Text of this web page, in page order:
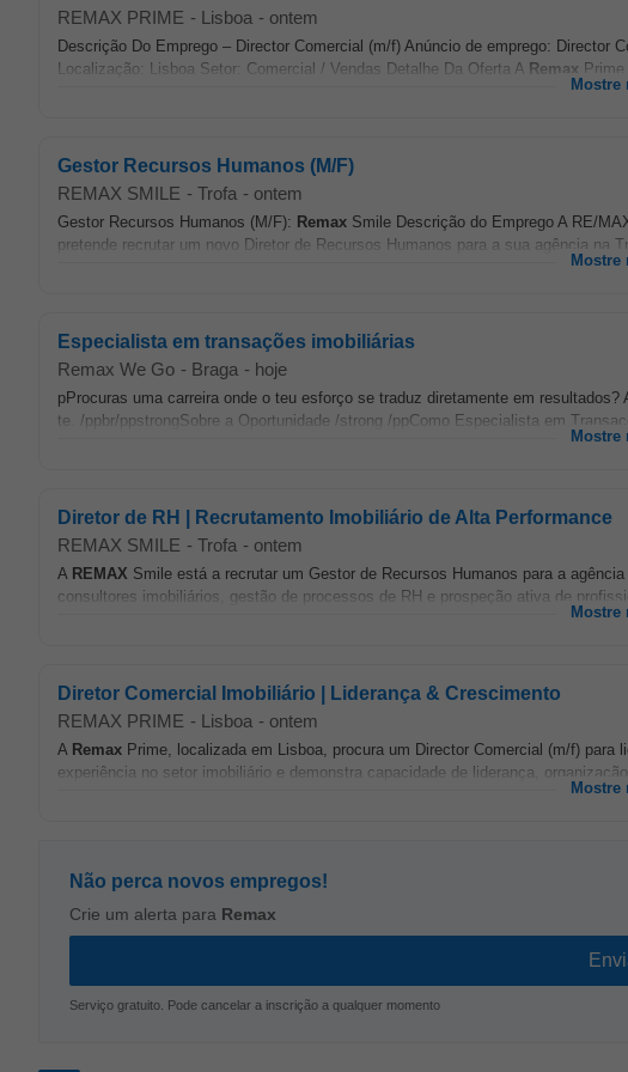
REMAX PRIME - Lisboa - ontem
Descrição Do Emprego – Director Comercial (m/f) Anúncio de emprego: Director
Localização: Lisboa Setor: Comercial / Vendas Detalhe Da Oferta A Remax Prime
Mostre
Gestor Recursos Humanos (M/F)
REMAX SMILE - Trofa - ontem
Gestor Recursos Humanos (M/F): Remax Smile Descrição do Emprego A RE/
pretende recrutar um novo Diretor de Recursos Humanos para a sua agência na
Mostre
Especialista em transações imobiliárias
Remax We Go - Braga - hoje
pProcuras uma carreira onde o teu esforço se traduz diretamente em
te. /ppbr/ppstrongSobre a Oportunidade /strong /ppComo Especialista em
Mostre
Diretor de RH | Recrutamento Imobiliário de Alta Performance
REMAX SMILE - Trofa - ontem
A REMAX Smile está a recrutar um Gestor de Recursos Humanos para a
consultores imobiliários, gestão de processos de RH e prospeção ativa de
Mostre
Diretor Comercial Imobiliário | Liderança & Crescimento
REMAX PRIME - Lisboa - ontem
A Remax Prime, localizada em Lisboa, procura um Director Comercial (m/f)
experiência no setor imobiliário e demonstra capacidade de liderança, organização
Mostre
Não perca novos empregos!
Crie um alerta para Remax
Serviço gratuito. Pode cancelar a inscrição a qualquer momento